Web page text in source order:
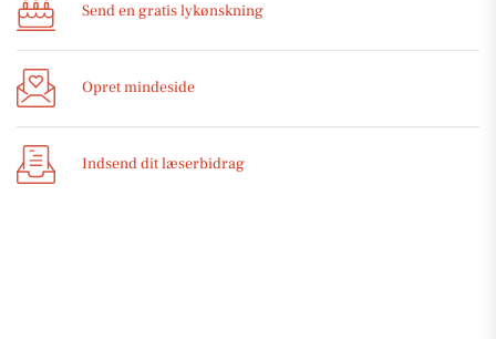
Send en gratis lykønskning
Opret mindeside
Indsend dit læserbidrag